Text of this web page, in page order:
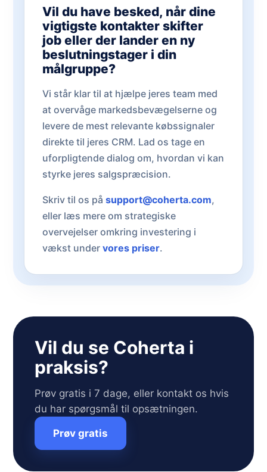
Vil du have besked, når dine
vigtigste kontakter skifter
job eller der lander en ny
beslutningstager i din
målgruppe?
Vi står klar til at hjælpe jeres team med
at overvåge markedsbevægelserne og
levere de mest relevante købssignaler
direkte til jeres CRM. Lad os tage en
uforpligtende dialog om, hvordan vi kan
styrke jeres salgspræcision.
Skriv til os på support@coherta.com,
eller læs mere om strategiske
overvejelser omkring investering i
vækst under vores priser.
Vil du se Coherta i
praksis?
Prøv gratis i 7 dage, eller kontakt os hvis
du har spørgsmål til opsætningen.
Prøv gratis